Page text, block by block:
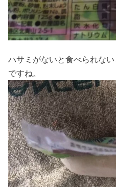
ハサミがないと食べられな
ですね。